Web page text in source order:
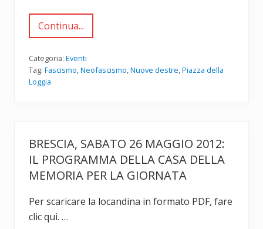
1
2
:
F
o
c
h
i
s
t
e
n
a
S
a
ò
,
8
2
0
1
2
:
8
°
A
Continua...
Categoria: Eventi
Tag: Fascismo,Neofascismo,Nuove destre,Piazza della
Loggia
BRESCIA, SABATO 26 MAGGIO 2012:
IL PROGRAMMA DELLA CASA DELLA
MEMORIA PER LA GIORNATA
Per scaricare la locandina in formato PDF, fare
clic qui. …